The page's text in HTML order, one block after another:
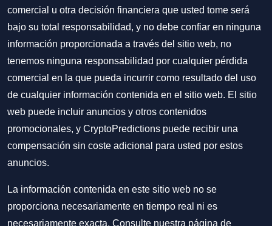
comercial u otra decisión financiera que usted tome será
bajo su total responsabilidad, y no debe confiar en ninguna
información proporcionada a través del sitio web, no
tenemos ninguna responsabilidad por cualquier pérdida
comercial en la que pueda incurrir como resultado del uso
de cualquier información contenida en el sitio web. El sitio
web puede incluir anuncios y otros contenidos
promocionales, y CryptoPredictions puede recibir una
compensación sin coste adicional para usted por estos
anuncios.
La información contenida en este sitio web no se
proporciona necesariamente en tiempo real ni es
necesariamente exacta. Consulte nuestra página de